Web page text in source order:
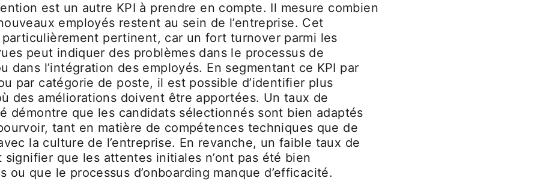
est un autre KPI à prendre en compte. Il mesure combien
employés restent au sein de l’entreprise. Cet
pertinent, car un fort turnover parmi les
peut indiquer des problèmes dans le processus de
dans l’intégration des employés. En segmentant ce KPI par
par catégorie de poste, il est possible d’identifier plus
des améliorations doivent être apportées. Un taux de
démontre que les candidats sélectionnés sont bien adaptés
tant en matière de compétences techniques que de
la culture de l’entreprise. En revanche, un faible taux de
que les attentes initiales n’ont pas été bien
ou que le processus d’onboarding manque d’efficacité.